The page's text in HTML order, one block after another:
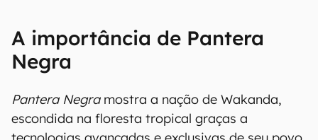
A importância de Pantera
Negra
Pantera Negramostra a nação de Wakanda,
escondida na floresta tropical graças a